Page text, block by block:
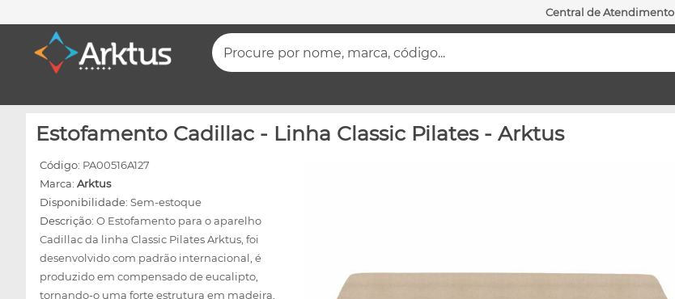
Central de Atendimento
Procure por nome, marca, código...
Estofamento Cadillac - Linha Classic Pilates - Arktus
Código: PA00516A127
Marca: Arktus
Disponibilidade: Sem-estoque
Descrição: O Estofamento para o aparelho
Cadillac da linha Classic Pilates Arktus, foi
desenvolvido com padrão internacional, é
produzido em compensado de eucalipto,
tornando-o uma forte estrutura em madeira,